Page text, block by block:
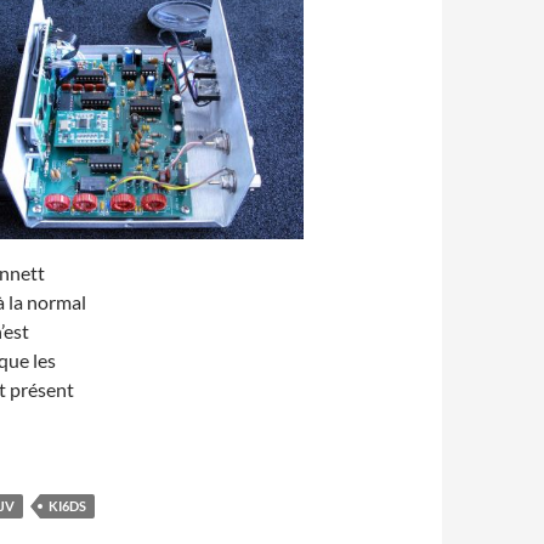
la normal
les
présent
KI6DS